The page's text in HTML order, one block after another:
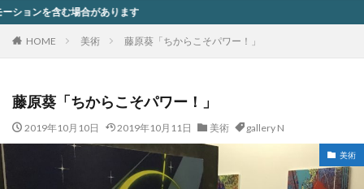
HOME 美術 藤原葵「ちからこそパワー！」
藤原葵「ちからこそパワー！」
2019年10月10日 2019年10月11日 美術 gallery N
美術